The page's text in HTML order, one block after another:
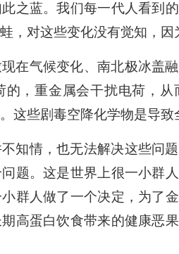
之蓝。我们每一代人看到
，对这些变化没有觉知，因
在气候变化、南北极冰盖
，重金属会干扰电荷，
这些剧毒空降化学物是导致
知情，也无法解决这些问
题。这是世界上很一小群
群人做了一个决定，为了
高蛋白饮食带来的健康恶